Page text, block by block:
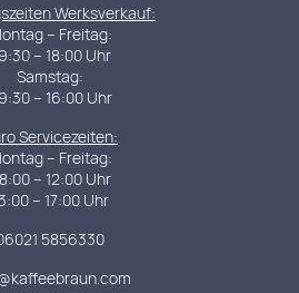
Werksverkauf:
– Freitag:
– 18:00 Uhr
Samstag:
– 16:00 Uhr
Servicezeiten:
– Freitag:
– 12:00 Uhr
– 17:00 Uhr
5856330